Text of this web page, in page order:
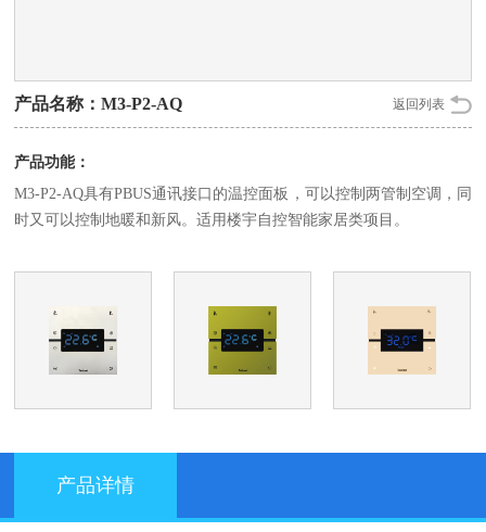
产品名称：M3-P2-AQ 返回列表
产品功能：
M3-P2-AQ具有PBUS通讯接口的温控面板，可以控制两管制空调，同
时又可以控制地暖和新风。适用楼宇自控智能家居类项目。
产品详情